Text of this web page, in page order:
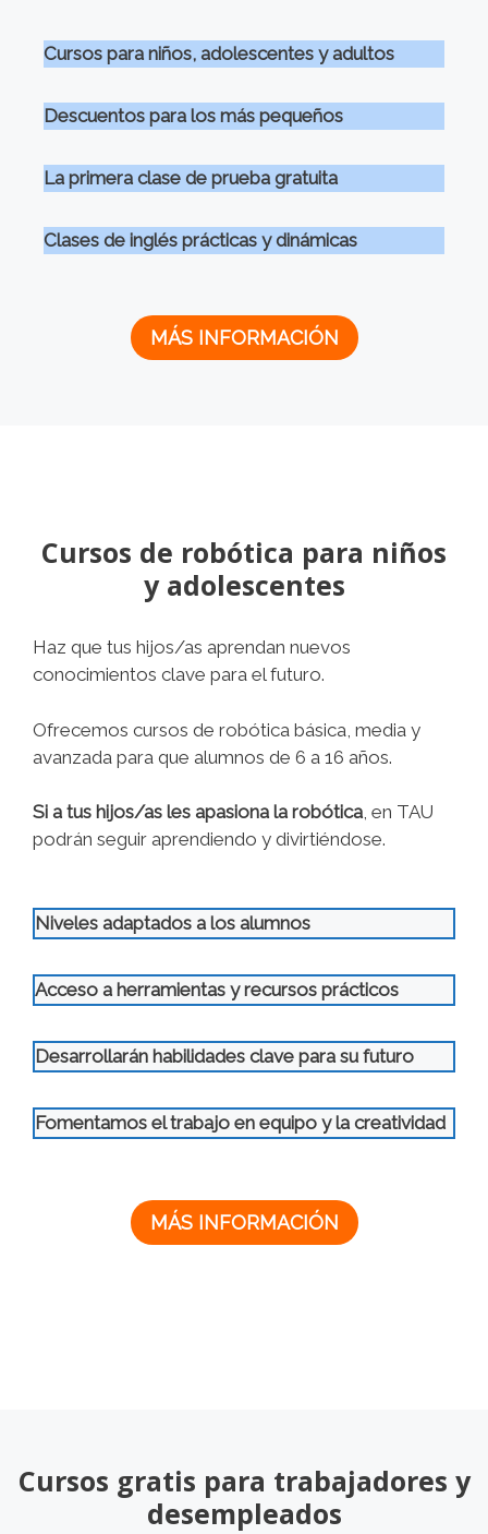
Cursos para niños, adolescentes y adultos
Descuentos para los más pequeños
La primera clase de prueba gratuita
Clases de inglés prácticas y dinámicas
MÁS INFORMACIÓN
Cursos de robótica para niños
y adolescentes
Haz que tus hijos/as aprendan nuevos
conocimientos clave para el futuro.
Ofrecemos cursos de robótica básica, media y
avanzada para que alumnos de 6 a 16 años.
Si a tus hijos/as les apasiona la robótica, en TAU
podrán seguir aprendiendo y divirtiéndose.
Niveles adaptados a los alumnos
Acceso a herramientas y recursos prácticos
Desarrollarán habilidades clave para su futuro
Fomentamos el trabajo en equipo y la creatividad
MÁS INFORMACIÓN
Cursos gratis para trabajadores y
desempleados